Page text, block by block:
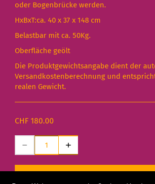
oder Bogenbrücke werden.
HxBxT:ca. 40 x 37 x 148 cm
Belastbar mit ca. 50Kg.
Oberfläche geölt
Die Produktgewichtsangabe dient der
Versandkostenberechnung und
realen Gewicht.
CHF 180.00
IN DEN WARENKORB